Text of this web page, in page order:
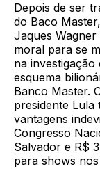
Depois de ser
do Baco
Jaques
moral para se
na
esquema
Banco Master.
presidente Lula
vantagens
Congresso
Salvador e R$
para shows